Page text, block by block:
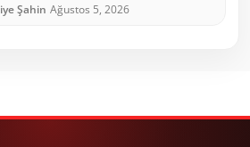
Şahin Ağustos 5, 2026